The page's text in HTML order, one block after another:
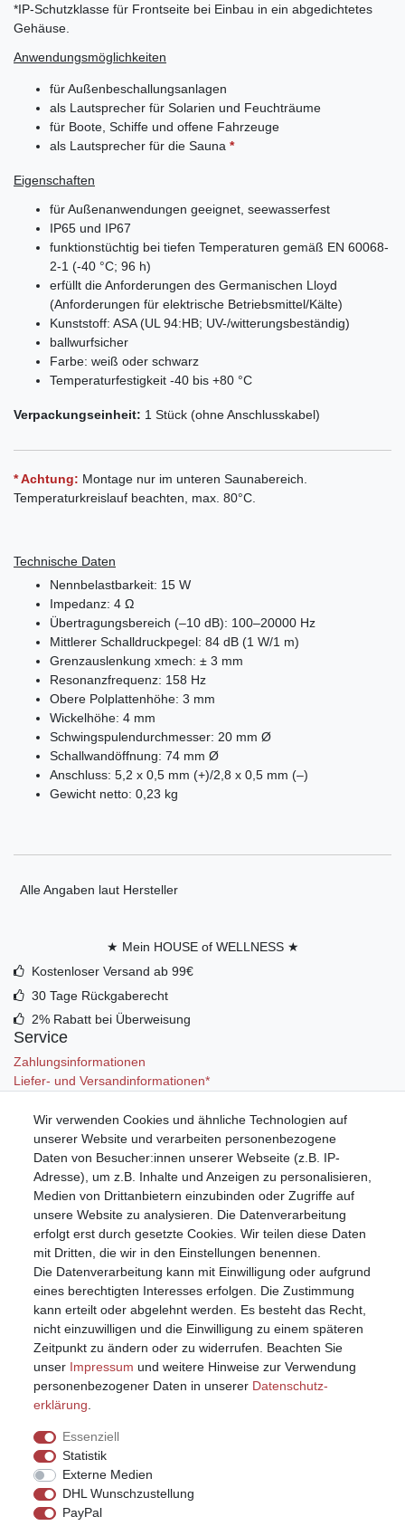
*IP-Schutzklasse für Frontseite bei Einbau in ein abgedichtetes
Gehäuse.
Anwendungsmöglichkeiten
für Außenbeschallungsanlagen
als Lautsprecher für Solarien und Feuchträume
für Boote, Schiffe und offene Fahrzeuge
als Lautsprecher für die Sauna *
Eigenschaften
für Außenanwendungen geeignet, seewasserfest
IP65 und IP67
funktionstüchtig bei tiefen Temperaturen gemäß EN 60068-
2-1 (-40 °C; 96 h)
erfüllt die Anforderungen des Germanischen Lloyd
(Anforderungen für elektrische Betriebsmittel/Kälte)
Kunststoff: ASA (UL 94:HB; UV-/witterungs­beständig)
ballwurfsicher
Farbe: weiß oder schwarz
Temperaturfestigkeit -40 bis +80 °C
Verpackungseinheit: 1 Stück (ohne Anschlusskabel)
* Achtung: Montage nur im unteren Saunabereich.
Temperaturkreislauf beachten, max. 80°C.
Technische Daten
Nennbelastbarkeit: 15 W
Impedanz: 4 Ω
Übertragungsbereich (–10 dB): 100–20000 Hz
Mittlerer Schalldruckpegel: 84 dB (1 W/1 m)
Grenzauslenkung xmech: ± 3 mm
Resonanzfrequenz: 158 Hz
Obere Polplattenhöhe: 3 mm
Wickelhöhe: 4 mm
Schwingspulendurchmesser: 20 mm Ø
Schallwandöffnung: 74 mm Ø
Anschluss: 5,2 x 0,5 mm (+)/2,8 x 0,5 mm (–)
Gewicht netto: 0,23 kg
Alle Angaben laut Hersteller
★ Mein HOUSE of WELLNESS ★
Kostenloser Versand ab 99€
30 Tage Rückgaberecht
2% Rabatt bei Überweisung
Service
Zahlungsinformationen
Liefer- und Versandinformationen*
Mein Konto
Registrieren
Anmelden (Login)
Warenkorb
Wir verwenden Cookies und ähnliche Technologien auf
unserer Website und verarbeiten personenbezogene
Daten von Besucher:innen unserer Webseite (z.B. IP-
Adresse), um z.B. Inhalte und Anzeigen zu personalisieren,
Medien von Drittanbietern einzubinden oder Zugriffe auf
unsere Website zu analysieren. Die Datenverarbeitung
erfolgt erst durch gesetzte Cookies. Wir teilen diese Daten
mit Dritten, die wir in den Einstellungen benennen.
Die Datenverarbeitung kann mit Einwilligung oder aufgrund
eines berechtigten Interesses erfolgen. Die Zustimmung
kann erteilt oder abgelehnt werden. Es besteht das Recht,
nicht einzuwilligen und die Einwilligung zu einem späteren
Zeitpunkt zu ändern oder zu widerrufen. Beachten Sie
unser Impressum und weitere Hinweise zur Verwendung
personenbezogener Daten in unserer Daten­schutz­
erklärung
Essenziell
Statistik
Externe Medien
DHL Wunschzustellung
PayPal